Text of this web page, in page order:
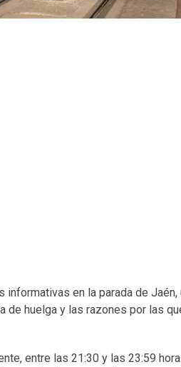
en la parada de Jaén,
de huelga y las razones por las
entre las 21:30 y las 23:59